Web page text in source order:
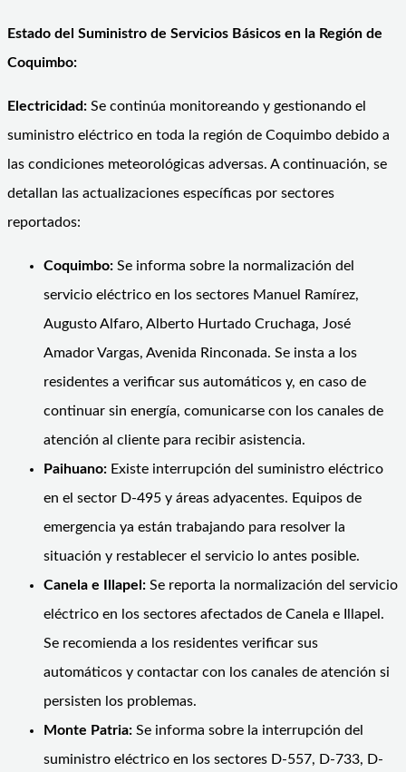
Estado del Suministro de Servicios Básicos en la Región de
Coquimbo:
Electricidad: Se continúa monitoreando y gestionando el
suministro eléctrico en toda la región de Coquimbo debido a
las condiciones meteorológicas adversas. A continuación, se
detallan las actualizaciones específicas por sectores
reportados:
Coquimbo: Se informa sobre la normalización del
servicio eléctrico en los sectores Manuel Ramírez,
Augusto Alfaro, Alberto Hurtado Cruchaga, José
Amador Vargas, Avenida Rinconada. Se insta a los
residentes a verificar sus automáticos y, en caso de
continuar sin energía, comunicarse con los canales de
atención al cliente para recibir asistencia.
Paihuano: Existe interrupción del suministro eléctrico
en el sector D-495 y áreas adyacentes. Equipos de
emergencia ya están trabajando para resolver la
situación y restablecer el servicio lo antes posible.
Canela e Illapel: Se reporta la normalización del servicio
eléctrico en los sectores afectados de Canela e Illapel.
Se recomienda a los residentes verificar sus
automáticos y contactar con los canales de atención si
persisten los problemas.
Monte Patria: Se informa sobre la interrupción del
suministro eléctrico en los sectores D-557, D-733, D-